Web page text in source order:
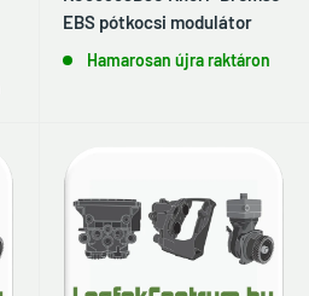
EBS pótkocsi modulátor
Hamarosan újra raktáron